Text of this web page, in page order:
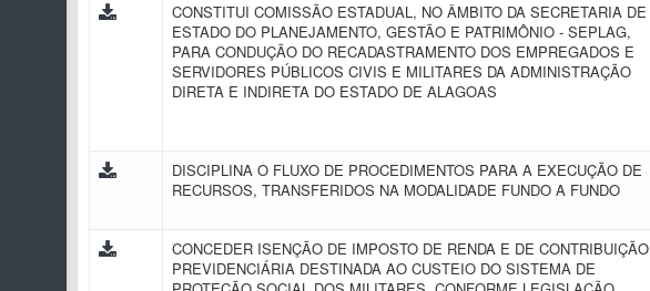
CONSTITUI COMISSÃO ESTADUAL, NO ÂMBITO DA SECRETARIA DE
ESTADO DO PLANEJAMENTO, GESTÃO E PATRIMÔNIO - SEPLAG,
PARA CONDUÇÃO DO RECADASTRAMENTO DOS EMPREGADOS E
SERVIDORES PÚBLICOS CIVIS E MILITARES DA ADMINISTRAÇÃO
DIRETA E INDIRETA DO ESTADO DE ALAGOAS
DISCIPLINA O FLUXO DE PROCEDIMENTOS PARA A EXECUÇÃO DE
RECURSOS, TRANSFERIDOS NA MODALIDADE FUNDO A FUNDO
CONCEDER ISENÇÃO DE IMPOSTO DE RENDA E DE CONTRIBUIÇÃO
PREVIDENCIÁRIA DESTINADA AO CUSTEIO DO SISTEMA DE